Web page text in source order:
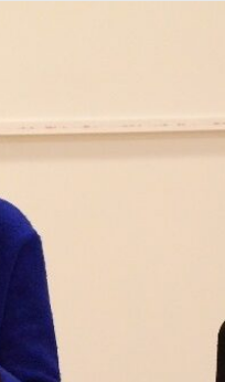
canadianas, mais
autoridades de saúde da
graves envolveu a
capital da província de
Unidos aprovou, no
em homenagem ao
estabelece um prazo de